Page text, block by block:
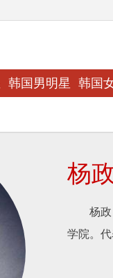
韩国男明星 韩国
杨
杨政（
学院。